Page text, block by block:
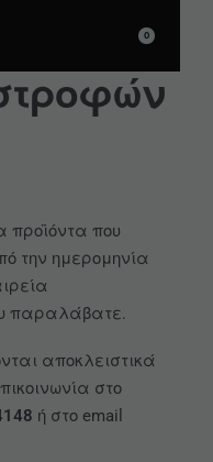
0
προϊόντα που
την ημερομηνία
παραλάβατε.
αποκλειστικά
στο
ή στο email